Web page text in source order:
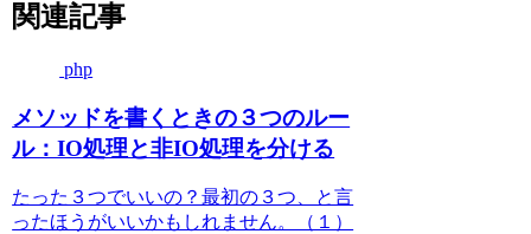
関連記事
php
メソッドを書くときの３つのルー
ル：IO処理と非IO処理を分ける
たった３つでいいの？最初の３つ、と言
ったほうがいいかもしれません。（１）